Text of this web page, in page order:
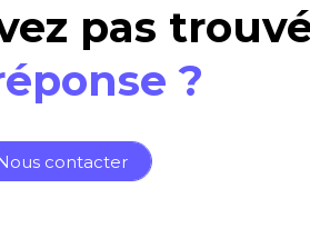
pas
?
contacter